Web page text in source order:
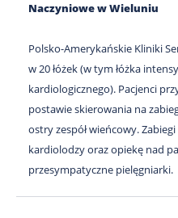
Naczyniowe w Wieluniu
Polsko-Amerykańskie Kliniki
w 20 łóżek (w tym łóżka
kardiologicznego). Pacjenci
postawie skierowania na
ostry zespół wieńcowy.
kardiolodzy oraz opiekę nad
przesympatyczne pielęgniarki.